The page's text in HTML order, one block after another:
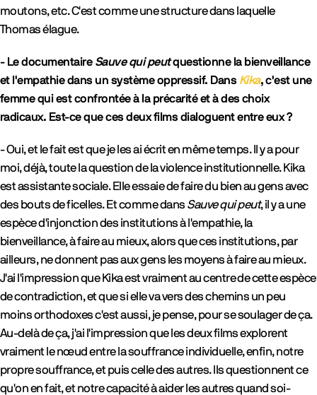
moutons, etc. C'est comme une structure dans laquelle
Thomas élague.
- Le documentaire Sauve qui peutquestionne la bienveillance
et l'empathie dans un système oppressif. Dans Kika, c'est une
femme qui est confrontée à la précarité et à des choix
radicaux. Est-ce que ces deux films dialoguent entre eux ?
- Oui, et le fait est que je les ai écrit en même temps. Il y a pour
moi, déjà, toute la question de la violence institutionnelle. Kika
est assistante sociale. Elle essaie de faire du bien au gens avec
des bouts de ficelles. Et comme dans Sauve qui peut, il y a une
espèce d'injonction des institutions à l'empathie, la
bienveillance, à faire au mieux, alors que ces institutions, par
ailleurs, ne donnent pas aux gens les moyens à faire au mieux.
J'ai l'impression que Kika est vraiment au centre de cette espèce
de contradiction, et que si elle va vers des chemins un peu
moins orthodoxes c'est aussi, je pense, pour se soulager de ça.
Au-delà de ça, j'ai l'impression que les deux films explorent
vraiment le nœud entre la souffrance individuelle, enfin, notre
propre souffrance, et puis celle des autres. Ils questionnent ce
qu'on en fait, et notre capacité à aider les autres quand soi-